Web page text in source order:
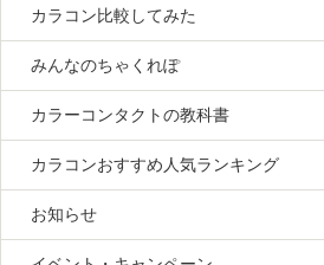
カラコン比較してみた
みんなのちゃくれぽ
カラーコンタクトの教科書
カラコンおすすめ人気ランキング
お知らせ